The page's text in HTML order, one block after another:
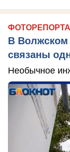
В Волжском
связаны
Необычное